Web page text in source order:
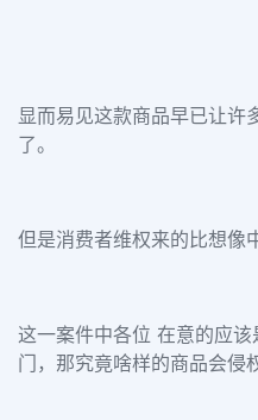
显而易见这款商品早已让许
了。
但是消费者维权来的比想像
这一案件中各位 在意的应
门，那究竟啥样的商品会侵